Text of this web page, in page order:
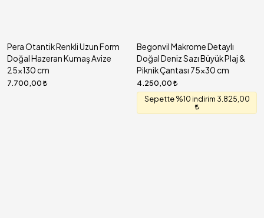
Pera Otantik Renkli Uzun Form
Doğal Hazeran Kumaş Avize
25x130 cm
7.700,00
Begonvil Makrome Detaylı
Doğal Deniz Sazı Büyük Plaj &
Piknik Çantası 75x30 cm
4.250,00
Sepette %10 indirim 3.825,00